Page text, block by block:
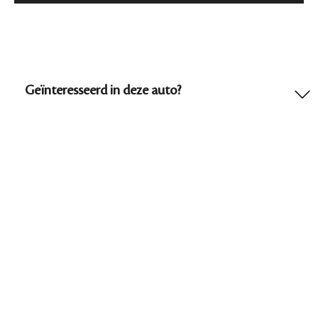
Geïnteresseerd in deze auto?